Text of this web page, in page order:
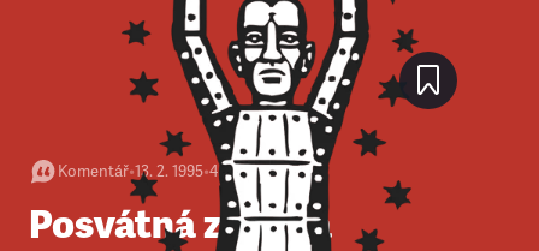
Komentář•13. 2. 1995•4 minuty
Posvátná značka